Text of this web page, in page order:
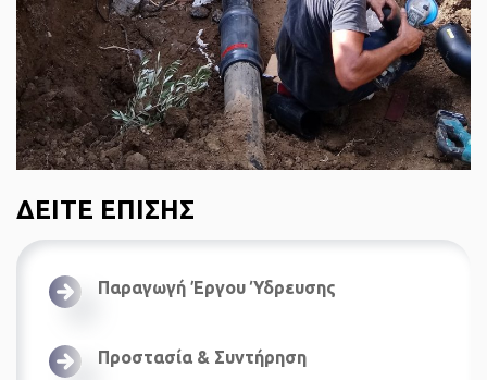
ΔΕΙΤΕ ΕΠΙΣΗΣ
Παραγωγή Έργου Ύδρευσης
Προστασία & Συντήρηση